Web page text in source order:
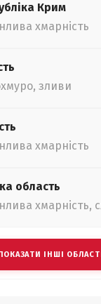
Крим
хмарність
зливи
хмарність
область
хмарність,
ІНШІ